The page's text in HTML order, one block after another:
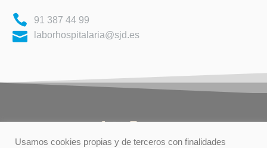
91 387 44 99
laborhospitalaria@sjd.es
Usamos cookies propias y de terceros con finalidades